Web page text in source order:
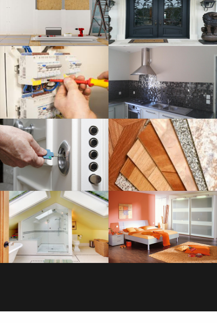
ELECTRICITÉ
SAVOIR PLUS
SERRURERIE
SAVOIR PLUS
PLOMBERIE
SAVOIR PLUS